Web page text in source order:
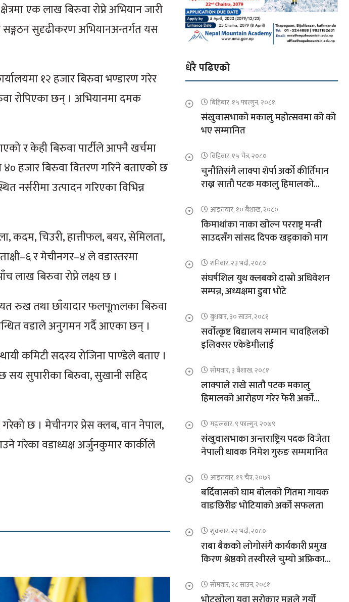
एक लाख बिरुवा रोप्ने अभियान जारी
सुदृढीकरण अभियानअन्तर्गत यस
१२ हजार बिरुवा भण्डारण गरेर
रोपिएका छन् । अभियानमा दमक
र केही बिरुवा पार्टीले आफ्नै खर्चमा
हजार बिरुवा वितरण गरिने बताएको छ
नर्सरीमा उत्पादन गरिएका विभिन्न
कदम, चिउरी, हात्तीफल, बयर, सेमिलता,
र मेचीनगर–४ ले वडास्तरमा
लाख बिरुवा रोप्ने लक्ष्य छ ।
रुख तथा छाँयादार फलपूmलका बिरुवा
वडाले अनुगमन गर्दै आएका छन् ।
कमिटी सदस्य रोजिना पाण्डेले बताए ।
सय सुपारीका बिरुवा, सुखानी सहिद
गरेको छ । मेचीनगर प्रेस क्लब, वान नेपाल,
गरेका वडाध्यक्ष अर्जुनकुमार कार्कीले
धेरै पढिएको
बिहिबार, १५ फाल्गुन, २०८१
संखुवासभाको मकालु महोत्सवमा को को
भए सम्मानित
बिहिबार, १५ चैत्र, २०८०
चुनौतिसंगै लाक्पा शेर्पा अर्को कीर्तिमान
राख्न सातौ पटक मकालु हिमालको
आइतवार, १० बैशाख, २०८०
किमाथांका नाका खोल्न परराष्ट्र मन्त्री
साउदसँग सांसद दिपक खड्काको माग
शनिबार, २३ भदौ, २०८०
संघर्षशिल युथ क्लबको दास्रो अधिवेशन
सम्पन्न, अध्यक्षमा डुबा भोटे
बुधबार, ३० साउन, २०८१
सर्वोत्कृष्ट बिद्यालय सम्मान चावहिलको
इलिक्सर एकेडेमीलाई
सोमवार, ३ बैशाख, २०८१
लाक्पाले राखे सातौ पटक मकालु
हिमालको आरोहण गरेर फेरी अर्को
मङ्लबार, ९ फाल्गुन, २०७९
संखुवासभाका अन्तराष्ट्रिय पदक विजेता
नेपाली धावक निमेश गुरुङ सम्ममानित
आइतवार, १९ चैत्र, २०७९
बर्दिवासको घाम बोलको गितमा गायक
वाङछिरीङ भोटियाको अर्को सफलता
शुक्रबार, २२ भदौ, २०८०
राबा बैकको लोगोसंगै कार्यकारी प्रमुख
किरण श्रेष्ठको तस्वीरले चुम्यो अफ्रिकाको
सोमवार, २८ साउन, २०८१